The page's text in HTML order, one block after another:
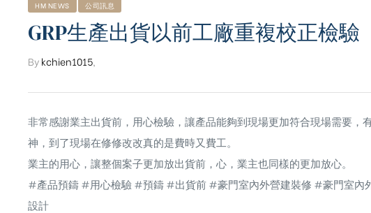
HM NEWS 公司訊息
GRP生產出貨以前工廠重複校正檢驗
Bykchien1015
非常感謝業主出貨前，用心檢驗，讓產品能夠到現場更加符合現場需要，
神，到了現場在修修改改真的是費時又費工。
業主的用心，讓整個案子更加放出貨前，心，業主也同樣的更加放心。
#產品預鑄#用心檢驗#預鑄#出貨前#豪門室內外營建裝修 #豪門室內
設計
含日本